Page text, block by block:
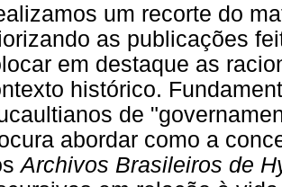
um recorte do
as publicações
em destaque as
histórico.
de
abordar como a
Archivos Brasileiros de